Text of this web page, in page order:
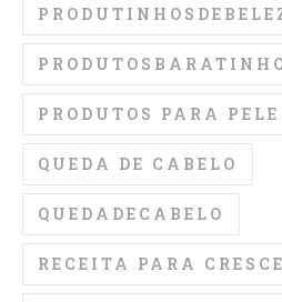
PRODUTOS PARA
QUEDA DE CABELO
QUEDADECABELO
RECEITA PARA